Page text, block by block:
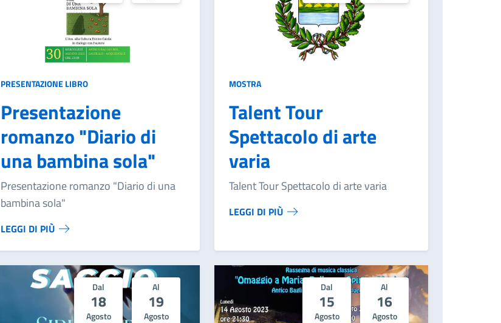
PRESENTAZIONE LIBRO
Presentazione
romanzo "Diario di
una bambina sola"
Presentazione romanzo "Diario di una
bambina sola"
LEGGI DI PIÙ
MOSTRA
Talent Tour
Spettacolo di arte
varia
Talent Tour Spettacolo di arte varia
LEGGI DI PIÙ
Dal
18
Agosto
Al
19
Agosto
Dal
15
Agosto
Al
16
Agosto